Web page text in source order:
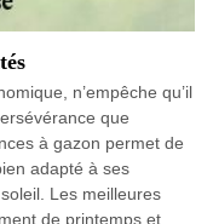
n’empêche qu’il
que
à gazon permet de
adapté à ses
Les meilleures
de printemps et